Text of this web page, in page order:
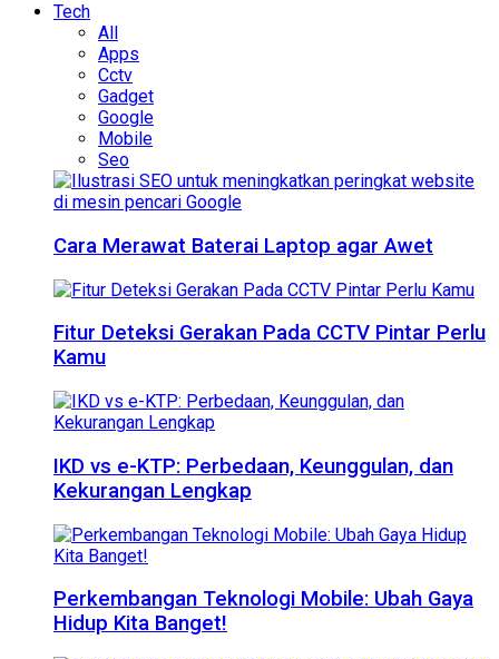
Tech
All
Apps
Cctv
Gadget
Google
Mobile
Seo
Cara Merawat Baterai Laptop agar Awet
Fitur Deteksi Gerakan Pada CCTV Pintar Perlu
Kamu
IKD vs e-KTP: Perbedaan, Keunggulan, dan
Kekurangan Lengkap
Perkembangan Teknologi Mobile: Ubah Gaya
Hidup Kita Banget!